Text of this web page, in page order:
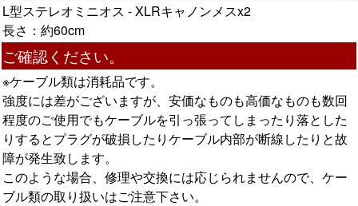
L型ステレオミニオス - XLRキャノンメスx2
長さ：約60cm
ご確認ください。
※ケーブル類は消耗品です。
強度には差がございますが、安価なものも高価なものも数回
程度のご使用でもケーブルを引っ張ってしまったり落とした
りするとプラグが破損したりケーブル内部が断線したりと故
障が発生致します。
このような場合、修理や交換には応じられませんので、ケー
ブル類の取り扱いはご注意下さい。